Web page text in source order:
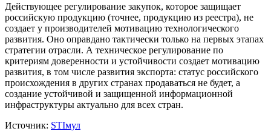
Действующее регулирование закупок, которое защищает
российскую продукцию (точнее, продукцию из реестра), не
создает у производителей мотивацию технологического
развития. Оно оправдано тактически только на первых этапах
стратегии отрасли. А техническое регулирование по
критериям доверенности и устойчивости создает мотивацию
развития, в том числе развития экспорта: статус российского
происхождения в других странах продаваться не будет, а
создание устойчивой и защищенной информационной
инфраструктуры актуально для всех стран.
Источник: STIмул